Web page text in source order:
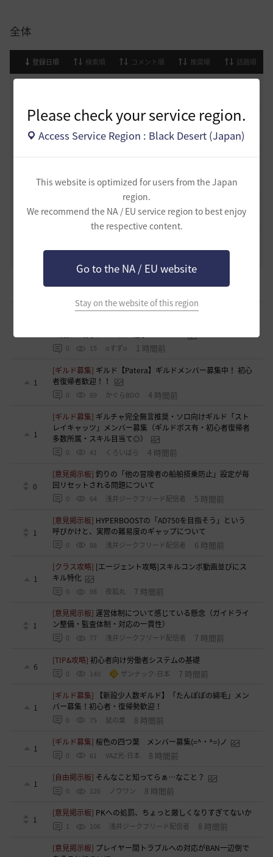
Please check your service region.
Access Service Region : Black Desert (Japan)
This website is optimized for users from the Japan
region.
We recommend the NA / EU service region to best enjoy
the respective content.
Go to the NA / EU website
Stay on the website of this region
全体
登録日順 検索順 コメント順 推奨順 話題順
8
[開催中のイベント] 今週のイベントは？
0 53.1K 黒い砂漠 2023.02.28
黒い砂漠が初めての冒険者の皆様のために準備したA to Z！
2 43.2K 黒い砂漠 2022.12.21
8
エント研究室動画集
32.3K 黒い砂漠 2021.05.12
【TrueWinter】ギルドメンバー募集
[ギルド募集]好きなキャラで好きなことを！無言OK挨拶自
0 15 oすずo 1 時間前
1
[ギルド募集] ギルド【Patera】ギルドメンバー募集中！ 初心
者復帰者歓迎！！
0 69 かぐらBDO 4 時間前
1
[ギルド募集] ギルチャ完全無言推奨・ソロ向けギルド「スト
レイキャッツ」メンバー募集（ギルドボス有・初心者復帰者
多数所属・スキル目当て◎）
0 41 くろいばら 4 時間前
0
[意見掲示板]釣りの「他の冒険者の船舶搭乗防止」設定が毎
回リセットされる問題について
0 64 浅井ジークフリード配信者 5 時間前
1
[意見掲示板] HYPERBOOSTの「AD750を目指そう」という
呼びかけと、実際の難易度のギャップについて
0 88 浅井ジークフリード配信者 6 時間前
1
[クラス攻略] [エージェント攻略]スキルコンボ動画並びにス
キル特化
0 98 夜狐丸 7 時間前
1
[意見掲示板]運営体制について感じている懸念（ガイドライ
ン整備・監査体制・対応の一貫性）
0 77 浅井ジークフリード配信者 7 時間前
6
[TIP&攻略]初心者向け労働者システムの基礎
0 140 ザンナック-日本 7 時間前
1
[ギルド募集]
【新設少人数ギルド】「たんぽぽの綿毛」メン
バー募集！初心者・復帰勢歓迎！
0 75 鼠の巣 8 時間前
1
[ギルド募集]桜色の四つ葉 メンバー募集(=^・^=)ノ
0 61 VAZ光-日本 8 時間前
1
[自由掲示板] そんなこと知ってらぁ…なこと？
0 126 ノウワン 8 時間前
1
[意見掲示板] PKへの処罰、ちょっと厳しくなりすぎてないか
1 106 浅井ジークフリード配信者 8 時間前
[意見掲示板] プレイヤー間トラブルへの対応がBAN一辺倒で